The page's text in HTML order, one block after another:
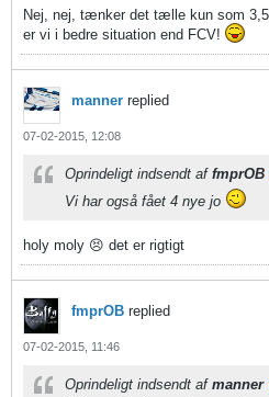
Nej, nej, tænker det tælle kun som
er vi i bedre situation end FCV!
manner replied
07-02-2015, 12:08
Oprindeligt indsendt af fmprOB
Vi har også fået 4 nye jo
holy moly 😣 det er rigtigt
fmprOB replied
07-02-2015, 11:46
Oprindeligt indsendt af manner